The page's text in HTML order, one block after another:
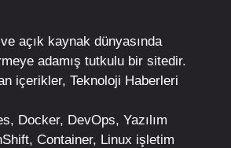
açık kaynak dünyasında
adamış tutkulu bir sitedir.
içerikler, Teknoloji Haberleri
, Docker, DevOps, Yazılım
, Container, Linux işletim